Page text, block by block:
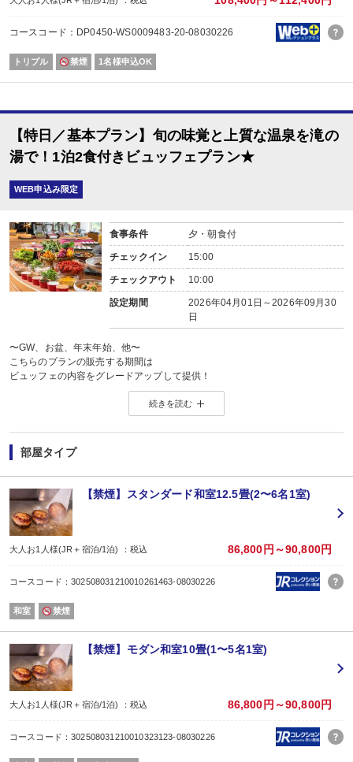
コースコード：DP0450-WS0009483-20-08030226
トリプル 禁煙 1名様申込OK
【特日／基本プラン】旬の味覚と上質な温泉を滝の
湯で！1泊2食付きビュッフェプラン★
WEB申込み限定
食事条件 夕・朝食付
チェックイン 15:00
チェックアウト 10:00
設定期間
2026年04月01日～2026年09月30
日
〜GW、お盆、年末年始、他〜
こちらのプランの販売する期間は
ビュッフェの内容をグレードアップして提供！
人気日だからこそ豪華にお食事を♪
ご夕食ご朝食とも四季の食材が並ぶレストラン『エルバージュ』にてホテル自
和食、洋食、郷土料理、デザートなど70種類以上から、お好きなものをご自由
＜レストランの入店時間について＞
・ご到着順でご夕食時間の開始時間を振り分けさせていただいております。
・早いお時間や遅いお時間ご希望の方はお手数ですがホテルまでご連絡くださ
※ご希望に添えない場合がございますが、ご理解とご協力の程よろしくお願い
■温泉
2箇所の温泉を男女別にてお入りいただけます。
＜＜渓流露天風呂＞＞
滝ノ湯川の間近までせり出した湯船は、自然と一体化したダイナミックな入浴
「巌の湯」では、ダイナミックな滝を全身で感じることができ
「湧泉」では、森の香りを全身で感じることができる、開放感あふれる大浴場
■キッズパーク
3歳以上のお子さま・保護者の方は有料。
※ご滞在中何度でも出入り自由でお楽しみいただけます
営業時間：14時〜20時／9時〜12時
キッズパーク・アスレチックエリアでは身長制限（身長100cm〜120cm）がご
■チェックイン
15時からとなります。
フロントでの受付は14時頃から対応しております。
スカイコンフォート・リバーフロントテラス・ベビーデラックス・キッズデラ
上記以外のお部屋は10時までとなります。
※ご予約は大人2名様以上でお申込みください。
続きを読む
部屋タイプ
【禁煙】スタンダード和室12.5畳(2〜6名1室)
大人お1人様(JR＋宿泊/1泊) ：税込 86,800円～90,800円
コースコード：302508031210010261463-08030226
和室 禁煙
【禁煙】モダン和室10畳(1〜5名1室)
大人お1人様(JR＋宿泊/1泊) ：税込 86,800円～90,800円
コースコード：302508031210010323123-08030226